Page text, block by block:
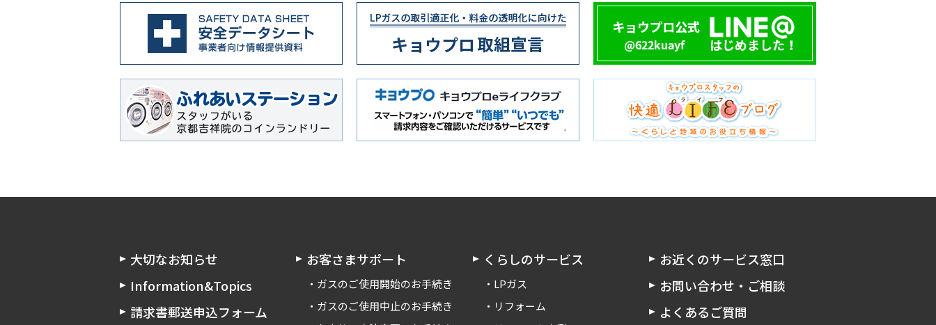
大切なお知らせ
Information&Topics
請求書郵送申込フォーム
お客さまサポート
ガスのご使用開始のお手続き
ガスのご使用中止のお手続き
くらしのサービス
LPガス
リフォーム
お近くのサービス窓口
お問い合わせ・ご相談
よくあるご質問